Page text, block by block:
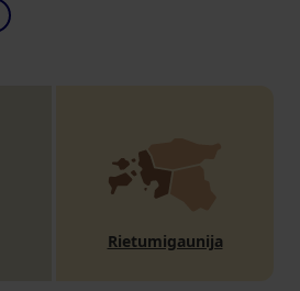
Rietumigaunija